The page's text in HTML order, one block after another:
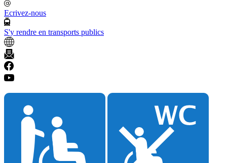
Ecrivez-nous
S'y rendre en transports publics